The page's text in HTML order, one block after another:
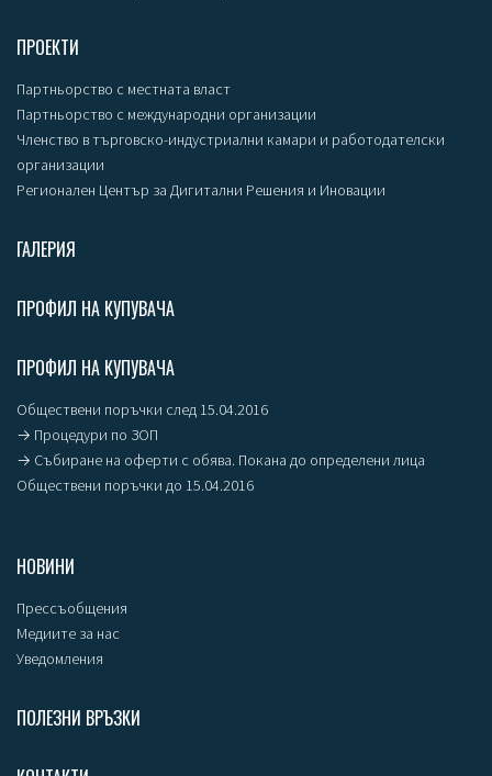
ПРОЕКТИ
Партньорство с местната власт
Партньорство с международни организации
Членство в търговско-индустриални камари и работодателски
организации
Регионален Център за Дигитални Решения и Иновации
ГАЛЕРИЯ
ПРОФИЛ НА КУПУВАЧА
ПРОФИЛ НА КУПУВАЧА
Обществени поръчки след 15.04.2016
→ Процедури по ЗОП
→ Събиране на оферти с обява. Покана до определени лица
Обществени поръчки до 15.04.2016
НОВИНИ
Прессъобщения
Медиите за нас
Уведомления
ПОЛЕЗНИ ВРЪЗКИ